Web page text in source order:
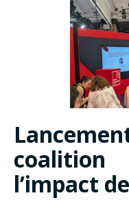
coalition
l’impact